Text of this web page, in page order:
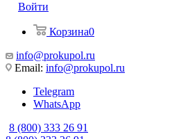
Войти
Корзина0
info@prokupol.ru
Email: info@prokupol.ru
Telegram
WhatsApp
8 (800) 333 26 91